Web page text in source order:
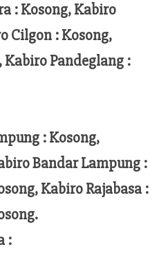
: Kosong, Kabiro
Cilgon : Kosong,
Kabiro Pandeglang :
:Kosong,
Bandar Lampung :
Kabiro Rajabasa :
: